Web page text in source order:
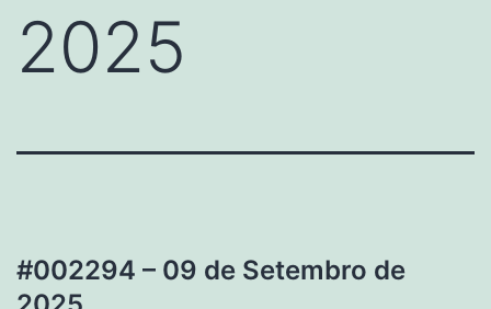
2025
#002294 – 09 de Setembro de